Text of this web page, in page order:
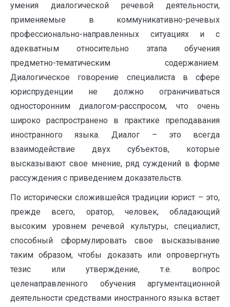
умения диалогической речевой деятельности,
применяемые в коммуникативно-речевых
профессионально-направленных ситуациях и с
адекватным относительно этапа обучения
предметно-тематическим содержанием.
Диалогическое говорение специалиста в сфере
юриспруденции не должно ограничиваться
односторонним диалогом-расспросом, что очень
широко распространено в практике преподавания
иностранного языка. Диалог – это всегда
взаимодействие двух субъектов, которые
высказывают свое мнение, ряд суждений в форме
рассуждения с приведением доказательств.
По исторически сложившейся традиции юрист – это,
прежде всего, оратор, человек, обладающий
высоким уровнем речевой культуры, специалист,
способный сформулировать свое высказывание
таким образом, чтобы доказать или опровергнуть
тезис или утверждение, т.е. вопрос
целенаправленного обучения аргументационной
деятельности средствами иностранного языка встает